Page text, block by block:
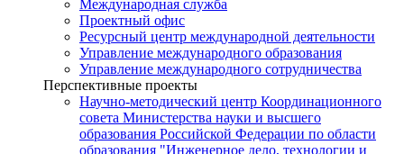
Международная служба
Проектный офис
Ресурсный центр международной деятельности
Управление международного образования
Управление международного сотрудничества
Перспективные проекты
Научно-методический центр Координационного
совета Министерства науки и высшего
образования Российской Федерации по области
образования "Инженерное дело, технологии и